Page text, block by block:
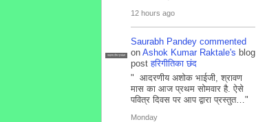
12 hours ago
सदस्य टीम प्रबंधन
Saurabh Pandey commented
on Ashok Kumar Raktale's blog
postहरिगीतिका छंद
" आदरणीय अशोक भाईजी, श्रावण
मास का आज प्रथम सोमवार है. ऐसे
पवित्र दिवस पर आप द्वारा प्रस्तुत…"
Monday